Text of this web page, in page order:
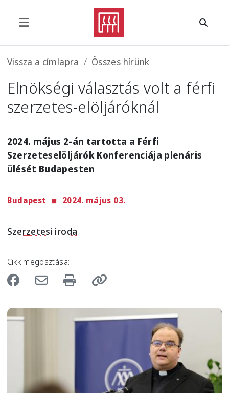
Morzsa
Vissza a címlapra Összes hírünk
Elnökségi választás volt a férfi
szerzetes-elöljáróknál
2024. május 2-án tartotta a Férfi
Szerzeteselöljárók Konferenciája plenáris
ülését Budapesten
Budapest 2024. május 03.
Szerzetesi iroda
Cikk megosztása:
Image